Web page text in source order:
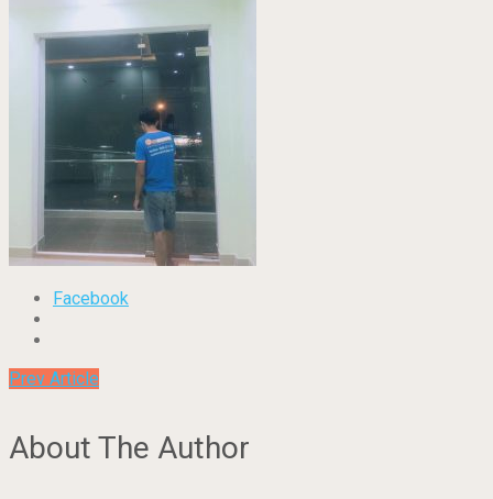
Facebook
Prev Article
About The Author